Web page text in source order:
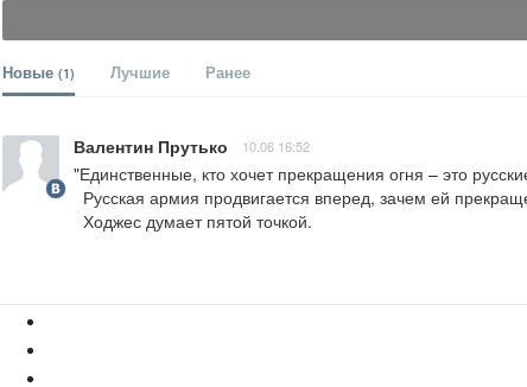
Новые (1) Лучшие Ранее
Валентин Прутько 10.06 16:52
"Единственные, кто хочет прекращения огня – это
  Ходжес думает пятой точкой.